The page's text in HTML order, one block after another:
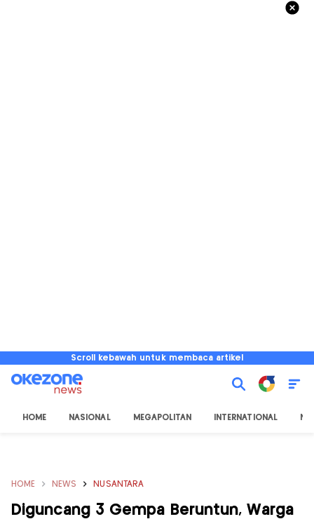
Scroll kebawah untuk membaca artikel
HOME NASIONAL MEGAPOLITAN INTERNATIONAL
HOME NEWS NUSANTARA
Diguncang 3 Gempa Beruntun, Warga